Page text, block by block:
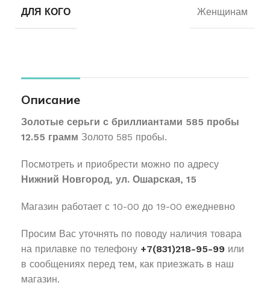
ДЛЯ КОГО Женщинам
Описание
Золотые серьги с бриллиантами 585 пробы
12.55 грамм Золото 585 пробы.
Посмотреть и приобрести можно по адресу
Нижний Новгород, ул. Ошарская, 15
Магазин работает с 10-00 до 19-00 ежедневно
Просим Вас уточнять по поводу наличия товара
на прилавке по телефону +7(831)218-95-99 или
в сообщениях перед тем, как приезжать в наш
магазин.